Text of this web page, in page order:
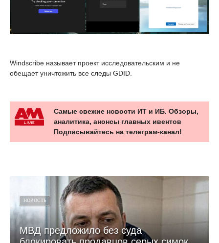
Windscribe называет проект исследовательским и не
обещает уничтожить все следы GDID.
Самые свежие новости ИТ и ИБ. Обзоры,
аналитика, анонсы главных ивентов
Подписывайтесь на телеграм-канал!
НОВОСТЬ
МВД предложило без суда